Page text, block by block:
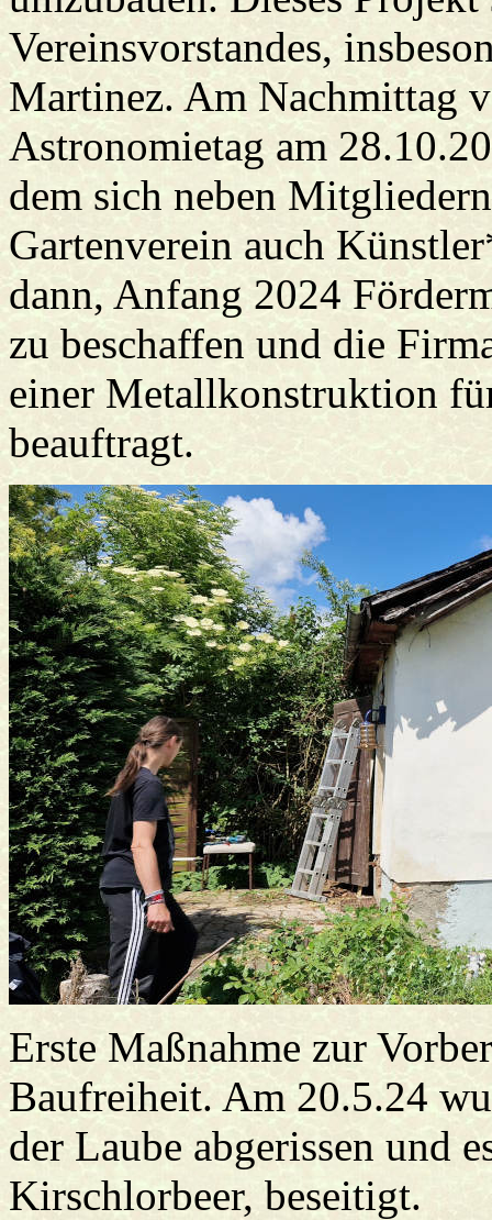
Vereinsvorstandes,
Martinez. Am Nachmittag
Astronomietag am
dem sich neben
Gartenverein auch
dann, Anfang 2024
zu beschaffen und die
einer Metallkonstruktion
beauftragt.
Erste Maßnahme zur
Baufreiheit. Am 20.5.24
der Laube abgerissen und
Kirschlorbeer, beseitigt.